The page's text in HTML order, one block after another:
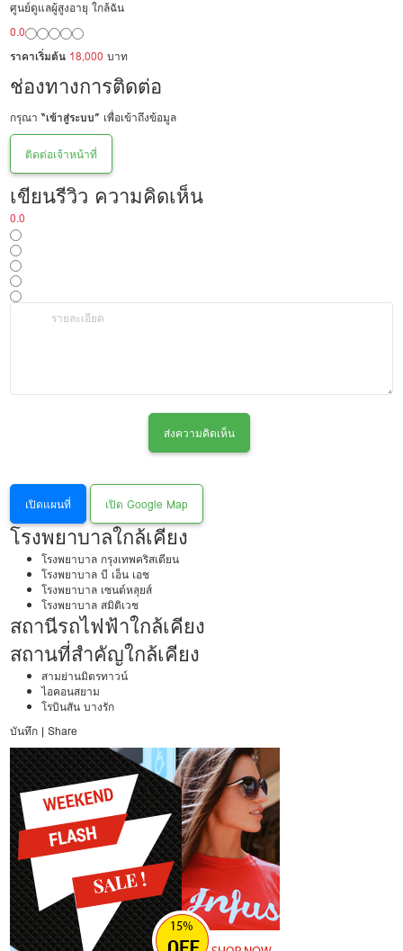
ศูนย์ดูแลผู้สูงอายุ ใกล้ฉัน
0.0
ราคาเริ่มต้น 18,000 บาท
ช่องทางการติดต่อ
กรุณา“เข้าสู่ระบบ” เพื่อเข้าถึงข้อมูล
ติดต่อเจ้าหน้าที่
เขียนรีวิว ความคิดเห็น
0.0
ส่งความคิดเห็น
เปิดแผนที่ เปิด Google Map
โรงพยาบาลใกล้เคียง
โรงพยาบาล กรุงเทพคริสเตียน
โรงพยาบาล บี เอ็น เอช
โรงพยาบาล เซนต์หลุยส์
โรงพยาบาล สมิติเวช
สถานีรถไฟฟ้าใกล้เคียง
สถานที่สำคัญใกล้เคียง
สามย่านมิตรทาวน์
ไอคอนสยาม
โรบินสัน บางรัก
บันทึก | Share